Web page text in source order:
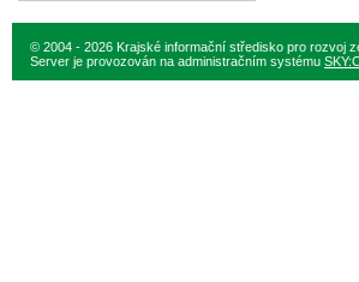
© 2004 - 2026 Krajské informační středisko pro rozvoj
Server je provozován na administračním systému